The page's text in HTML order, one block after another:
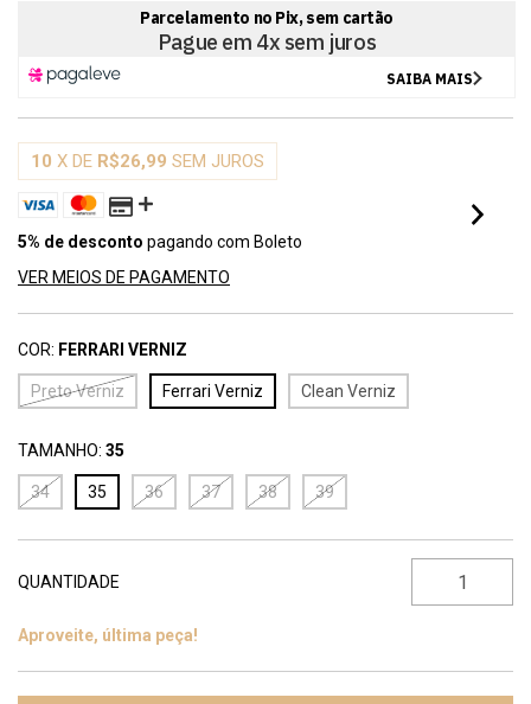
10 X DE R$26,99 SEM JUROS
5% de desconto pagando com Boleto
VER MEIOS DE PAGAMENTO
COR: FERRARI VERNIZ
Preto Verniz Ferrari Verniz Clean Verniz
TAMANHO: 35
34 35 36 37 38 39
QUANTIDADE
Aproveite, última peça!